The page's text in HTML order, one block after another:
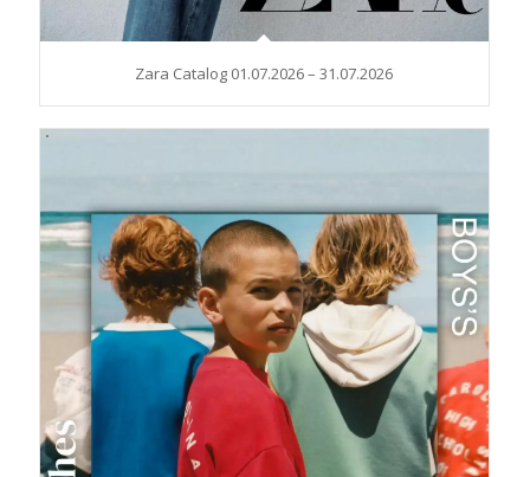
Zara Catalog 01.07.2026 – 31.07.2026